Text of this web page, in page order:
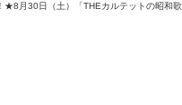
月30日（土）「THEカルテットの昭和